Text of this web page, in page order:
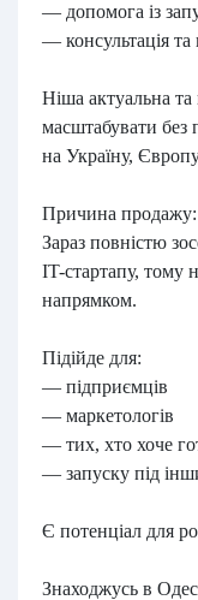
— допомога із
— консультація та
Ніша актуальна
масштабувати
на Україну,
Причина продажу:
Зараз повністю
IT-стартапу, тому
напрямком.
Підійде для:
— підприємців
— маркетологів
— тих, хто хоче
— запуску під
Є потенціал для
Знаходжусь в